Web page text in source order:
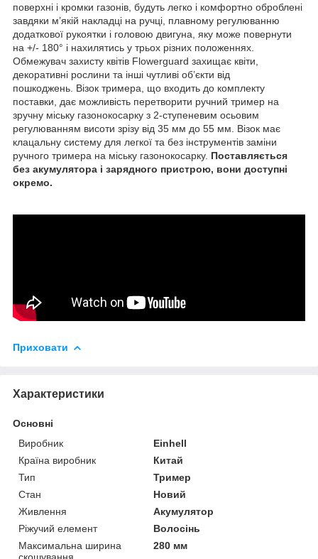
поверхні і кромки газонів, будуть легко і комфортно оброблені
завдяки м’якій накладці на ручці, плавному регулюванню
додаткової рукоятки і головою двигуна, яку може повернути
на +/- 180° і нахилятись у трьох різних положеннях.
Обмежувач захисту квітів Flowerguard захищає квіти,
декоративні рослини та інші чутливі об’єкти від
пошкоджень. Візок тримера, що входить до комплекту
поставки, дає можливість перетворити ручний тример на
зручну міську газонокосарку з 2-ступеневим осьовим
регулюванням висоти зрізу від 35 мм до 55 мм. Візок має
клацальну систему для легкої та без інструментів заміни
ручного тримера на міську газонокосарку. Поставляється
без акумулятора і зарядного пристрою, вони доступні
окремо.
Приховати
Характеристики
Основні
Виробник
Einhell
Країна виробник
Китай
Тип
Тример
Стан
Новий
Живлення
Акумулятор
Ріжучий елемент
Волосінь
Максимальна ширина
скошування
280 мм